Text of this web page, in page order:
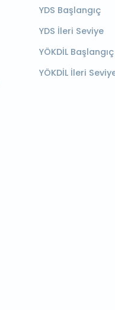
YDS Başlangıç
YDS İleri Seviye
YÖKDİL Başlangıç
YÖKDİL İleri